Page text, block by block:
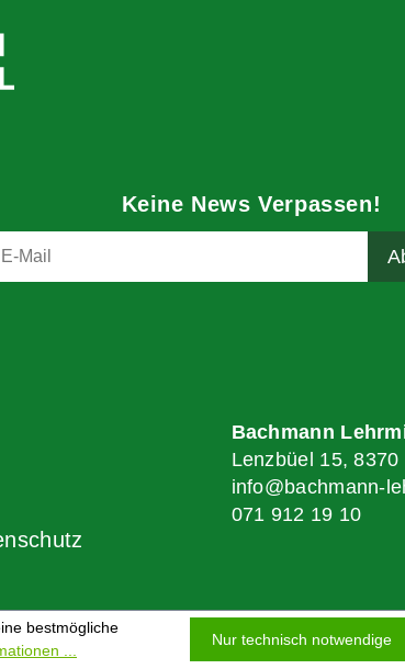
Keine News Verpassen!
Bachmann
Lenzbüel 15, 8370
info@bachmann-
071 912 19 10
bestmögliche
...
Nur technisch notwendige